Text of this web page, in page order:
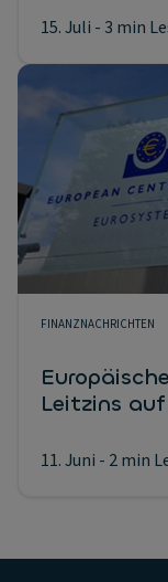
15. Juli - 3 min
FINANZNACHRICHTEN
Leitzins auf
11. Juni - 2 min